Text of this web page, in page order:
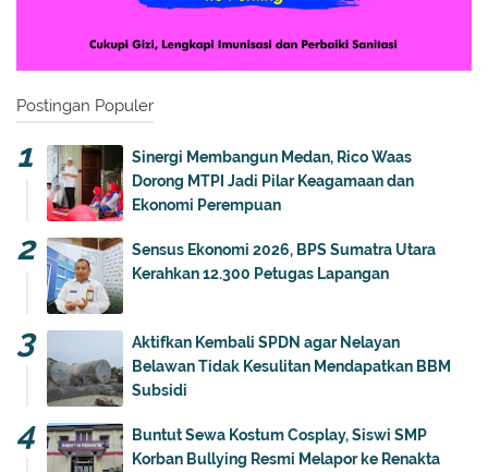
Postingan Populer
Sinergi Membangun Medan, Rico Waas
Dorong MTPI Jadi Pilar Keagamaan dan
Ekonomi Perempuan
Sensus Ekonomi 2026, BPS Sumatra Utara
Kerahkan 12.300 Petugas Lapangan
Aktifkan Kembali SPDN agar Nelayan
Belawan Tidak Kesulitan Mendapatkan BBM
Subsidi
Buntut Sewa Kostum Cosplay, Siswi SMP
Korban Bullying Resmi Melapor ke Renakta